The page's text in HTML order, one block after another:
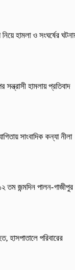
হামলা ও সংঘর্ষের
হামলায় প্রতিবাদ
সাংবাদিক কন্যা নীলা
তম জন্মদিন পালন-গাজীপুর
পরিবারের